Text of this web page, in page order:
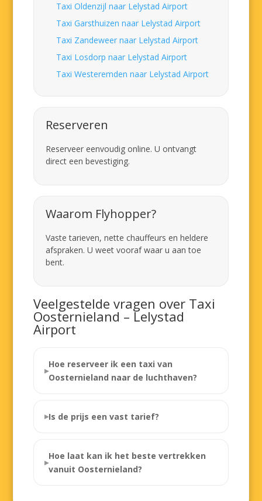
Taxi Oldenzijl naar Lelystad Airport
Taxi Garsthuizen naar Lelystad Airport
Taxi Zandeweer naar Lelystad Airport
Taxi Losdorp naar Lelystad Airport
Taxi Westeremden naar Lelystad Airport
Reserveren
Reserveer eenvoudig online. U ontvangt
direct een bevestiging.
Waarom Flyhopper?
Vaste tarieven, nette chauffeurs en heldere
afspraken. U weet vooraf waar u aan toe
bent.
Veelgestelde vragen over Taxi
Oosternieland – Lelystad
Airport
Hoe reserveer ik een taxi van
Oosternieland naar de luchthaven?
Is de prijs een vast tarief?
Hoe laat kan ik het beste vertrekken
vanuit Oosternieland?